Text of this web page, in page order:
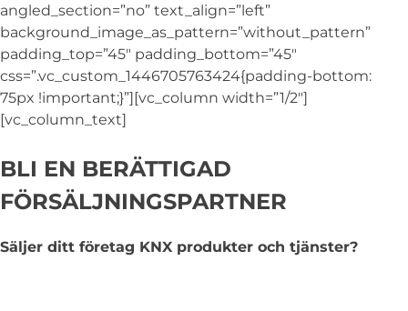
angled_section=”no” text_align=”left”
background_image_as_pattern=”without_pattern”
padding_top=”45″ padding_bottom=”45″
css=”.vc_custom_1446705763424{padding-bottom:
75px !important;}”][vc_column width=”1/2″]
[vc_column_text]
BLI EN BERÄTTIGAD
FÖRSÄLJNINGSPARTNER
Säljer ditt företag KNX produkter och tjänster?